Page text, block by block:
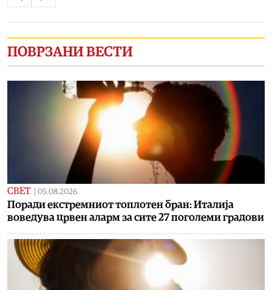
ПОВРЗАНИ ВЕСТИ
СВЕТ 05.08.2026
Поради екстремниот топлотен бран: Италија
воведува црвен аларм за сите 27 поголеми градови